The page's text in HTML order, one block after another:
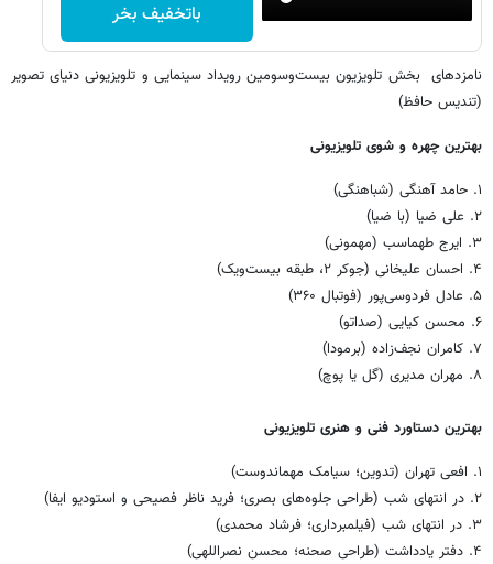
باتخفیف بخر
نامزدهای بخش تلویزیون بیست‌وسومین رویداد سینمایی و تلویزیونی دنیای تصویر
(تندیس حافظ)
بهترین چهره و شوی تلویزیونی
۱. حامد آهنگی (شباهنگی)
۲. علی ضیا (با ضیا)
۳. ایرج طهماسب (مهمونی)
۴. احسان علیخانی (جوکر ۲، طبقه بیست‌ویک)
۵. عادل فردوسی‌پور (فوتبال ۳۶۰)
۶. محسن کیایی (صداتو)
۷. کامران نجف‌زاده (برمودا)
۸. مهران مدیری (گل یا پوچ)
بهترین دستاورد فنی و هنری تلویزیونی
۱. افعی تهران (تدوین؛ سیامک مهماندوست)
۲. در انتهای شب (طراحی جلوه‌های بصری؛ فرید ناظر فصیحی و استودیو ایفا)
۳. در انتهای شب (فیلمبرداری؛ فرشاد محمدی)
۴. دفتر یادداشت (طراحی صحنه؛ محسن نصراللهی)